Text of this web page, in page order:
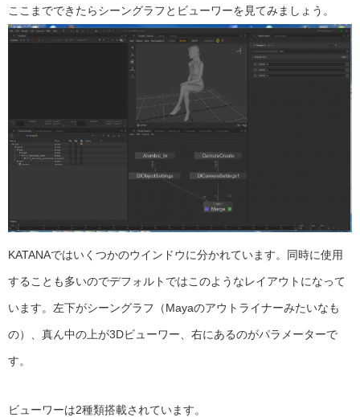
ここまでできたらシーングラフとビューワーを見てみましょう。
KATANAではいくつかのウインドウに分かれています。同時に使用
することも多いのでデフォルトではこのようなレイアウトになって
います。左下がシーングラフ（Mayaのアウトライナーみたいなも
の）、真ん中の上が3Dビューワー、右にあるのがパラメーターで
す。
ビューワーは2種類搭載されています。